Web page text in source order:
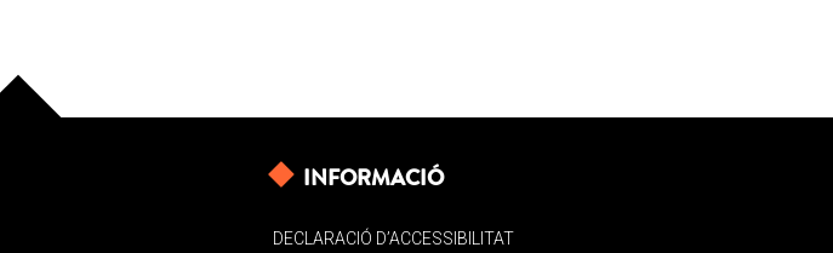
INFORMACIÓ
DECLARACIÓ D’ACCESSIBILITAT